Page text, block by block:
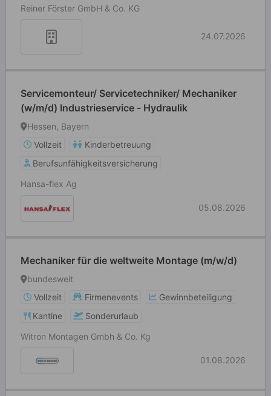
Reiner Förster GmbH & Co. KG
24.07.2026
Servicemonteur/ Servicetechniker/ Mechaniker
(w/m/d) Industrieservice - Hydraulik
Hessen, Bayern
Vollzeit
Kinderbetreuung
Berufsunfähigkeitsversicherung
Hansa-flex Ag
05.08.2026
Mechaniker für die weltweite Montage (m/w/d)
bundesweit
Vollzeit
Firmenevents
Gewinnbeteiligung
Kantine
Sonderurlaub
Witron Montagen Gmbh & Co. Kg
01.08.2026